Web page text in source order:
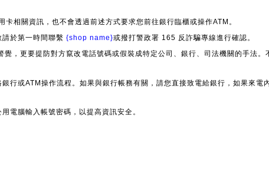
相關資訊，也不會透過前述方式要求您前往銀行臨櫃或操作ATM。
於第一時間聯繫 {shop name}或撥打警政署 165 反詐騙專線進行確認。
，更要提防對方竄改電話號碼或假裝成特定公司、銀行、司法機關的手法。
行或ATM操作流程。如果與銀行帳務有關，請您直接致電給銀行，如果來電
電腦輸入帳號密碼，以提高資訊安全。